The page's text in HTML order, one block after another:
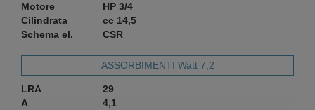
Motore
HP 3/4
Cilindrata
cc 14,5
Schema el.
CSR
ASSORBIMENTI Watt 7,2
LRA
29
A
4,1